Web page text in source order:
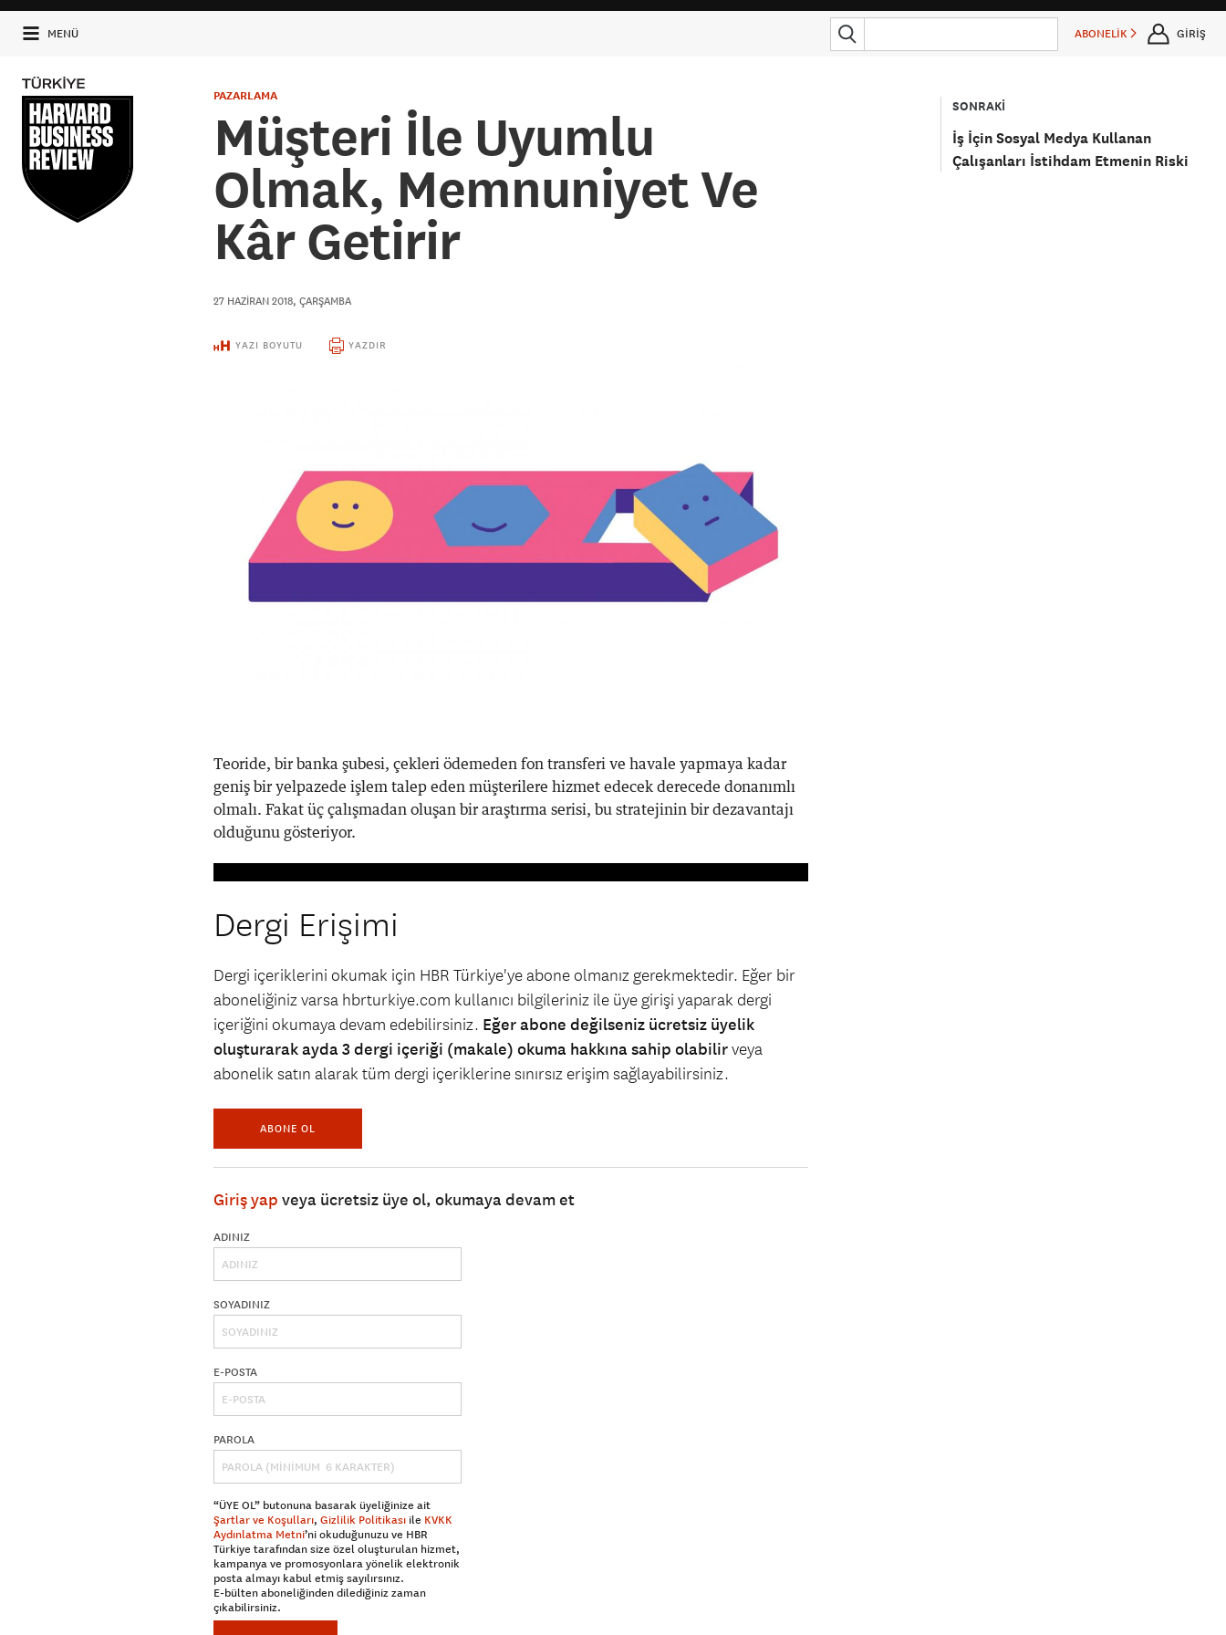
MENÜ ABONELİK GİRİŞ
SONRAKİ
İş İçin Sosyal Medya Kullanan
Çalışanları İstihdam Etmenin Riski
PAZARLAMA
Müşteri İle Uyumlu
Olmak, Memnuniyet Ve
Kâr Getirir
27 HAZIRAN 2018, ÇARŞAMBA
YAZI BOYUTU YAZDIR
Teoride, bir banka şubesi, çekleri ödemeden fon transferi ve havale yapmaya kadar
geniş bir yelpazede işlem talep eden müşterilere hizmet edecek derecede donanımlı
olmalı. Fakat üç çalışmadan oluşan bir araştırma serisi, bu stratejinin bir dezavantajı
olduğunu gösteriyor.
Dergi Erişimi
Dergi içeriklerini okumak için HBR Türkiye'ye abone olmanız gerekmektedir. Eğer bir
aboneliğiniz varsa hbrturkiye.com kullanıcı bilgileriniz ile üye girişi yaparak dergi
içeriğini okumaya devam edebilirsiniz. Eğer abone değilseniz ücretsiz üyelik
oluşturarak ayda 3 dergi içeriği (makale) okuma hakkına sahip olabilirveya
abonelik satın alarak tüm dergi içeriklerine sınırsız erişim sağlayabilirsiniz.
ABONE OL
Giriş yap veya ücretsiz üye ol, okumaya devam et
ADINIZ
SOYADINIZ
E-POSTA
PAROLA
“ÜYE OL” butonuna basarak üyeliğinize ait
Şartlar ve Koşulları, Gizlilik Politikası ile KVKK
Aydınlatma Metni’ni okuduğunuzu ve HBR
Türkiye tarafından size özel oluşturulan hizmet,
kampanya ve promosyonlara yönelik elektronik
posta almayı kabul etmiş sayılırsınız.
E-bülten aboneliğinden dilediğiniz zaman
çıkabilirsiniz.